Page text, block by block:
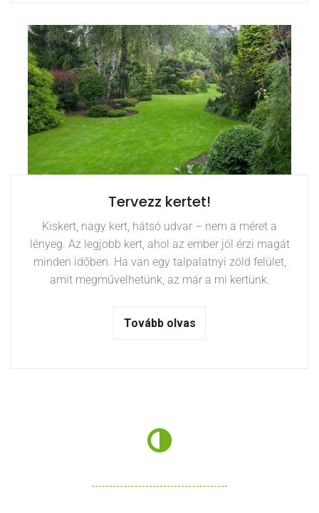
Tervezz kertet!
Kiskert, nagy kert, hátsó udvar – nem a méret a
lényeg. Az legjobb kert, ahol az ember jól érzi magát
minden időben. Ha van egy talpalatnyi zöld felület,
amit megművelhetünk, az már a mi kertünk.
Tovább olvas